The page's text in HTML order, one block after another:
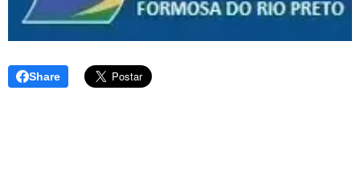
Share